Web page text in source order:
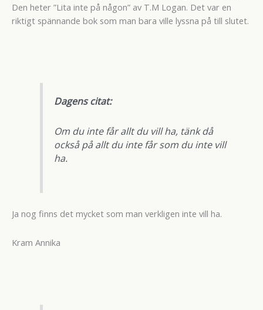
Den heter ”Lita inte på någon” av T.M Logan. Det var en
riktigt spännande bok som man bara ville lyssna på till slutet.
Dagens citat:
Om du inte får allt du vill ha, tänk då
också på allt du inte får som du inte vill
ha.
Ja nog finns det mycket som man verkligen inte vill ha.
Kram Annika